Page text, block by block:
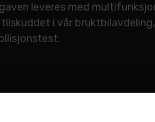
leveres med
i vår